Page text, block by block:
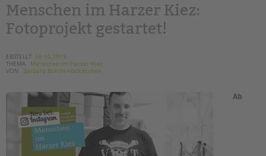
SCHULE & GANZTAG
Grundschulen
Oberschulen
Förderzentren
EFöB
Schulbezogene Sozialarbeit
Tagesgruppen
HILFEN ZUR ERZIEHUNG
Menschen im Harzer Kiez:
Fotoprojekt gestartet!
ERSTELLT 14.10.2019
THEMA
Menschen im Harzer Kiez
VON
Barbara Brecht-Hadraschek
Ab